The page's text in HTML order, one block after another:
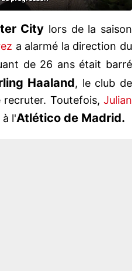
City lors de la saison
a alarmé la direction du
de 26 ans était barré
Haaland, le club de
Toutefois, Julian
l'Atlético de Madrid.